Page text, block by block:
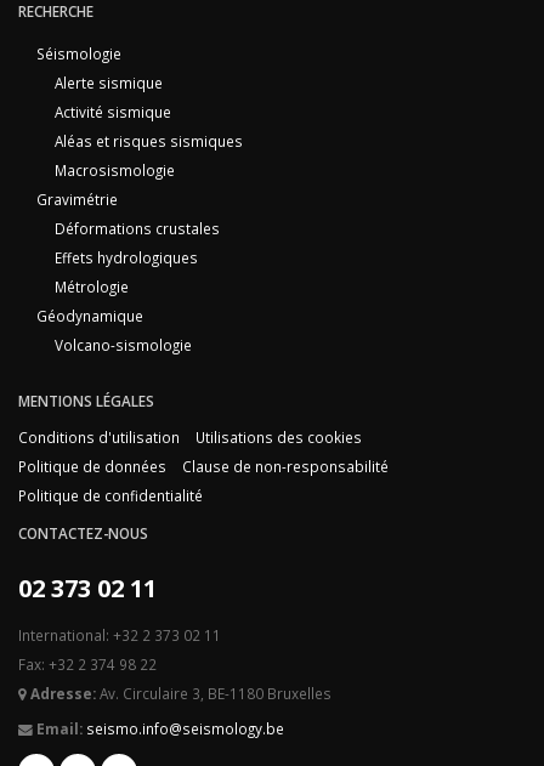
RECHERCHE
Séismologie
Alerte sismique
Activité sismique
Aléas et risques sismiques
Macrosismologie
Gravimétrie
Déformations crustales
Effets hydrologiques
Métrologie
Géodynamique
Volcano-sismologie
MENTIONS LÉGALES
Conditions d'utilisation
Utilisations des cookies
Politique de données
Clause de non-responsabilité
Politique de confidentialité
CONTACTEZ-NOUS
02 373 02 11
International: +32 2 373 02 11
Fax: +32 2 374 98 22
Adresse:Av. Circulaire 3, BE-1180 Bruxelles
Email: seismo.info@seismology.be